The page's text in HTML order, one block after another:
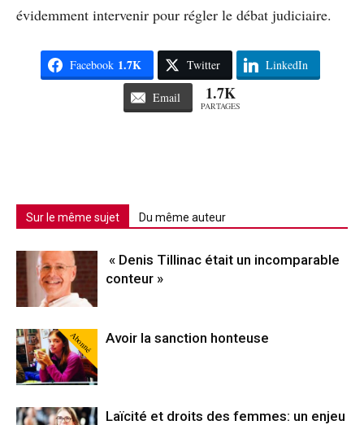
évidemment intervenir pour régler le débat judiciaire.
Facebook 1.7K Twitter LinkedIn
Email 1.7K
PARTAGES
Sur le même sujet Du même auteur
« Denis Tillinac était un incomparable
conteur »
Abonné Avoir la sanction honteuse
Laïcité et droits des femmes: un enjeu